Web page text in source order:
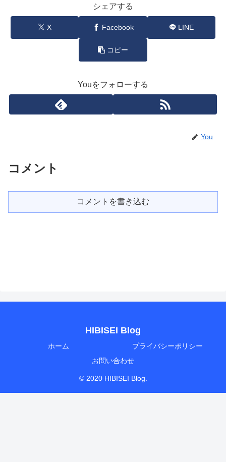
シェアする
X Facebook LINE
コピー
Youをフォローする
You
コメント
コメントを書き込む
HIBISEI Blog
ホーム
プライバシーポリシー
お問い合わせ
© 2020 HIBISEI Blog.